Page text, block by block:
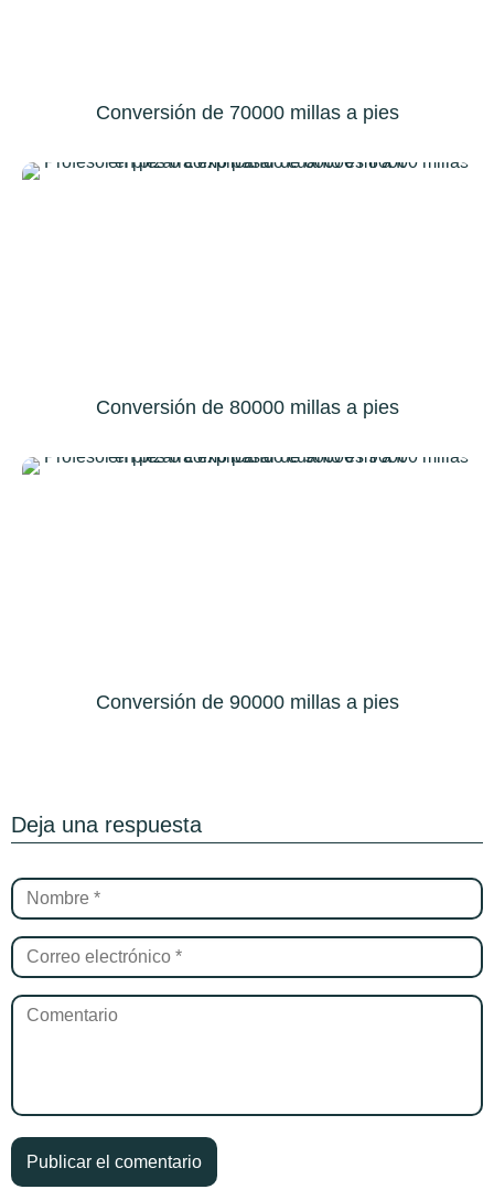
Conversión de 70000 millas a pies
Conversión de 80000 millas a pies
Conversión de 90000 millas a pies
Deja una respuesta